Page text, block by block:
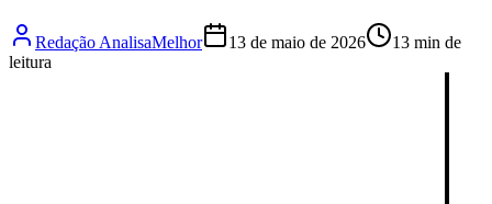
Redação AnalisaMelhor 13 de maio de 2026
13 min de
leitura